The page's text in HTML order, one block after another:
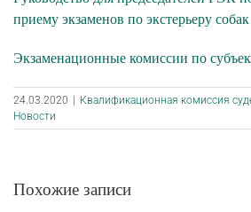
приему экзаменов по экстерьеру собак
Экзаменационные комиссии по
24.03.2020 Квалификационная комиссия
Новости
Похожие записи